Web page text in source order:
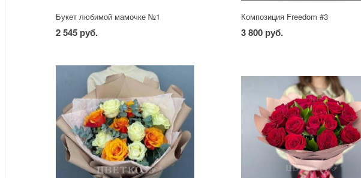
Букет любимой мамочке №1
2 545 руб.
Композиция Freedom #3
3 800 руб.